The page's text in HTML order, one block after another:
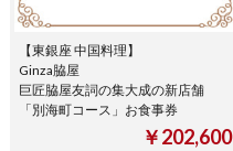
【東銀座 中国料理】
Ginza脇屋
巨匠脇屋友詞の集大成の新店舗
「別海町コース」お食事券
￥202,600